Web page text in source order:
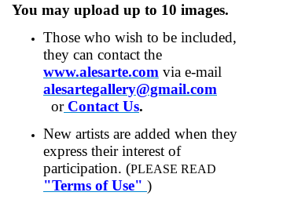
You may upload up to 10 images.
Those who wish to be included,
they can contact the
www.alesarte.com via e-mail
alesartegallery@gmail.com
or Contact Us.
New artists are added when they
express their interest of
participation. (PLEASE READ
"Terms of Use" )